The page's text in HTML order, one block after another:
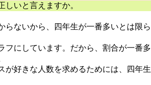
しいと言えますか。
らないから、四年生が一番多いとは限ら
フにしています。だから、割合が一番多
が好きな人数を求めるためには、四年生